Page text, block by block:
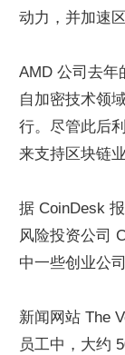
动力，并加速
AMD 公司去年
自加密技术领
行。尽管此后
来支持区块链业
据 CoinDesk
风险投资公司
中一些创业公
新闻网站 The
员工中，大约